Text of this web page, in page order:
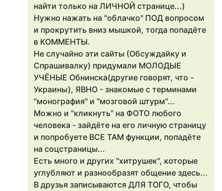
найти только на ЛИЧНОЙ странице...)
Нужно нажать на "облачко" ПОД вопросом
и прокрутить вниз мышкой, тогда попадёте
в КОММЕНТЫ.
Не случайно эти сайты (Обсуждайку и
Спрашивалку) придумали МОЛОДЫЕ
УЧЁНЫЕ Обнинска(другие говорят, что -
Украины), ЯВНО - знакомые с терминами
"монография" и "мозговой штурм"...
Можно и "кликнуть" на ФОТО любого
человека - зайдёте на его личную страницу
и попробуете ВСЕ ТАМ функции, попадёте
на соцстраницы...
Есть много и других "хитрушек", которые
углубляют и разнообразят общение здесь...
​В друзья записываются ДЛЯ ТОГО, чтобы